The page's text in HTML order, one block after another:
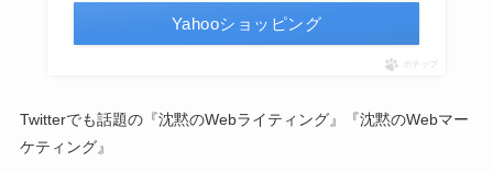
Yahooショッピング
ポチップ
Twitterでも話題の『沈黙のWebライティング』『沈黙のWebマー
ケティング』